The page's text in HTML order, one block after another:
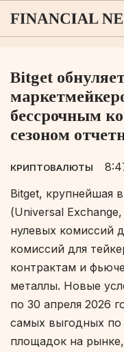
Bitget
бессрочным
сезоном
КРИПТОВАЛЮТЫ
Bitget, крупнейшая
(Universal
нулевых комиссий
комиссий для
контрактам и
металлы. Новые
по 30 апреля 2026
самых выгодных
площадок на